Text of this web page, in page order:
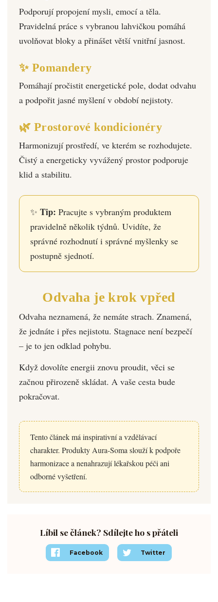
Podporují propojení mysli, emocí a těla.
Pravidelná práce s vybranou lahvičkou pomáhá
uvolňovat bloky a přinášet větší vnitřní jasnost.
✨ Pomandery
Pomáhají pročistit energetické pole, dodat odvahu
a podpořit jasné myšlení v období nejistoty.
🌿 Prostorové kondicionéry
Harmonizují prostředí, ve kterém se rozhodujete.
Čistý a energeticky vyvážený prostor podporuje
klid a stabilitu.
✨ Tip: Pracujte s vybraným produktem
pravidelně několik týdnů. Uvidíte, že
správné rozhodnutí i správné myšlenky se
postupně sjednotí.
Odvaha je krok vpřed
Odvaha neznamená, že nemáte strach. Znamená,
že jednáte i přes nejistotu. Stagnace není bezpečí
– je to jen odklad pohybu.
Když dovolíte energii znovu proudit, věci se
začnou přirozeně skládat. A vaše cesta bude
pokračovat.
Tento článek má inspirativní a vzdělávací
charakter. Produkty Aura-Soma slouží k podpoře
harmonizace a nenahrazují lékařskou péči ani
odborné vyšetření.
Líbil se článek? Sdílejte ho s přáteli
Facebook Twitter